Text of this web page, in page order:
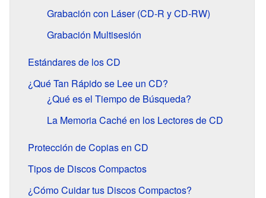
Grabación con Láser (CD-R y CD-RW)
Grabación Multisesión
Estándares de los CD
¿Qué Tan Rápido se Lee un CD?
¿Qué es el Tiempo de Búsqueda?
La Memoria Caché en los Lectores de CD
Protección de Copias en CD
Tipos de Discos Compactos
¿Cómo Cuidar tus Discos Compactos?